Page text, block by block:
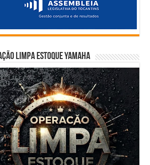
Limpa Estoque Yamaha